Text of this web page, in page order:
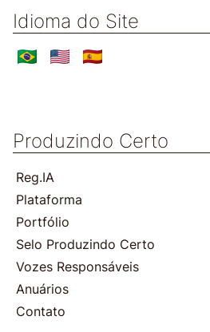
Idioma do Site
Produzindo Certo
Reg.IA
Plataforma
Portfólio
Selo Produzindo Certo
Vozes Responsáveis
Anuários
Contato